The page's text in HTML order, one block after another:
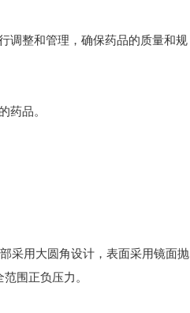
整和管理，确保药品的质量和规
品。
采用大圆角设计，表面采用镜面抛
围正负压力。